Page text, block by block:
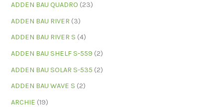
ADDEN BAU QUADRO (23)
ADDEN BAU RIVER (3)
ADDEN BAU RIVER S (4)
ADDEN BAU SHELF S-559 (2)
ADDEN BAU SOLAR S-535 (2)
ADDEN BAU WAVE S (2)
ARCHIE (19)